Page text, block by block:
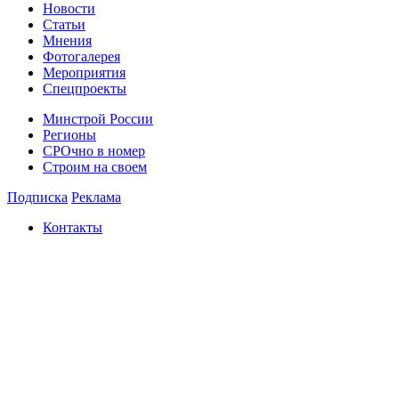
Новости
Статьи
Мнения
Фотогалерея
Мероприятия
Спецпроекты
Минстрой России
Регионы
СРОчно в номер
Строим на своем
Подписка Реклама
Контакты